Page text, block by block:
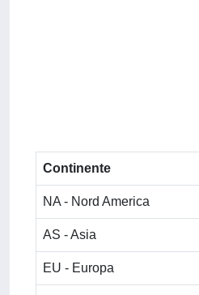
Continente
NA - Nord America
AS - Asia
EU - Europa